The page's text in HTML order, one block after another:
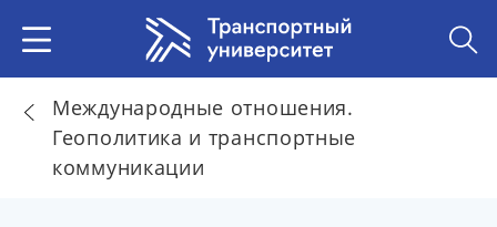
Международные отношения.
Геополитика и транспортные
коммуникации